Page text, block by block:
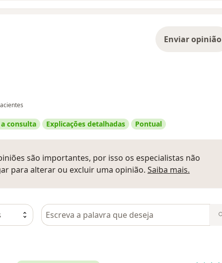
Enviar opinião
consulta Explicações detalhadas Pontual
são importantes, por isso os especialistas não
para alterar ou excluir uma opinião. Saiba mais.
Pesquisar em opiniões